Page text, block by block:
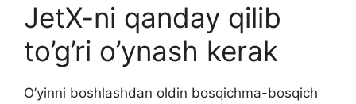
JetX-ni qanday qilib
to’g’ri o’ynash kerak
O’yinni boshlashdan oldin bosqichma-bosqich